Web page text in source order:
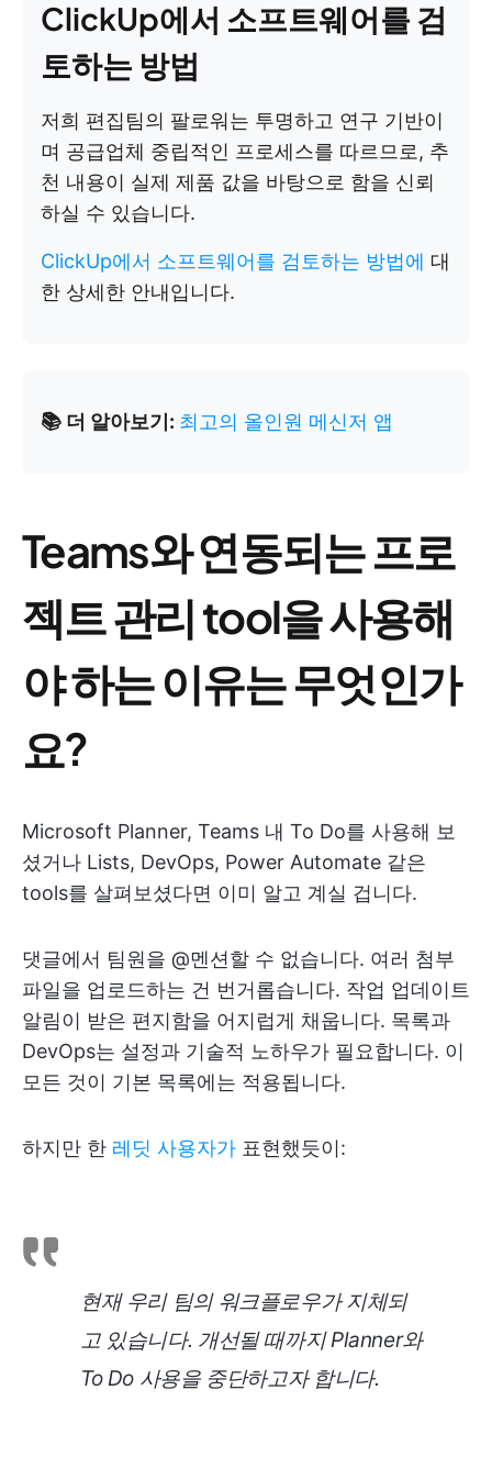
ClickUp에서 소프트웨어를 검
토하는 방법
저희 편집팀의 팔로워는 투명하고 연구 기반이
며 공급업체 중립적인 프로세스를 따르므로, 추
천 내용이 실제 제품 값을 바탕으로 함을 신뢰
하실 수 있습니다.
ClickUp에서 소프트웨어를 검토하는 방법에 대
한 상세한 안내입니다.
📚 더 알아보기: 최고의 올인원 메신저 앱
Teams와 연동되는 프로
젝트 관리 tool을 사용해
야 하는 이유는 무엇인가
요?
Microsoft Planner, Teams 내 To Do를 사용해 보
셨거나 Lists, DevOps, Power Automate 같은
tools를 살펴보셨다면 이미 알고 계실 겁니다.
댓글에서 팀원을 @멘션할 수 없습니다. 여러 첨부
파일을 업로드하는 건 번거롭습니다. 작업 업데이트
알림이 받은 편지함을 어지럽게 채웁니다. 목록과
DevOps는 설정과 기술적 노하우가 필요합니다. 이
모든 것이 기본 목록에는 적용됩니다.
하지만 한 레딧 사용자가 표현했듯이:
현재 우리 팀의 워크플로우가 지체되
고 있습니다. 개선될 때까지 Planner와
To Do 사용을 중단하고자 합니다.